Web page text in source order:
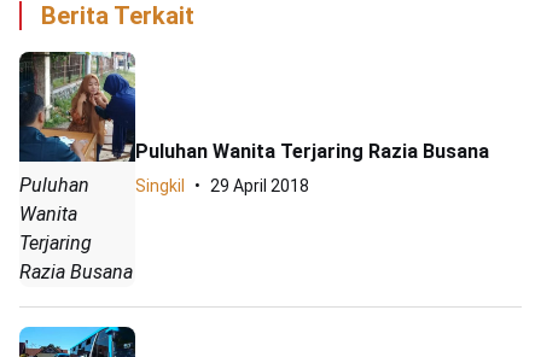
Berita Terkait
Puluhan
Wanita
Terjaring
Razia Busana
Puluhan Wanita Terjaring Razia Busana
Singkil 29 April 2018